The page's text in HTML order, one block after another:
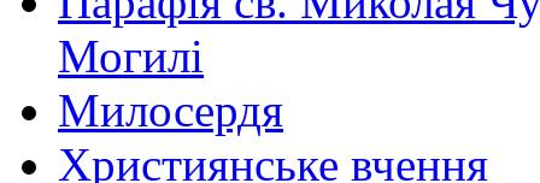
Могилі
Милосердя
Християнське вчення